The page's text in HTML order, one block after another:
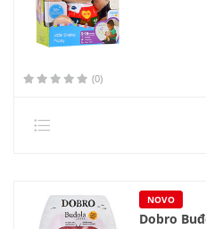
(0)
NOVO
Dobro